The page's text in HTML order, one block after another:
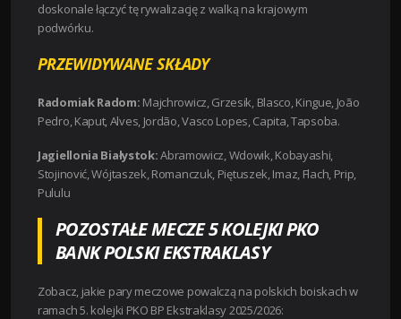
doskonale łączyć tę rywalizację z walką na krajowym
podwórku.
PRZEWIDYWANE SKŁADY
Radomiak Radom: Majchrowicz, Grzesik, Blasco, Kingue, João
Pedro, Kaput, Alves, Jordão, Vasco Lopes, Capita, Tapsoba.
Jagiellonia Białystok:Abramowicz, Wdowik, Kobayashi,
Stojinović, Wójtaszek, Romanczuk, Piętuszek, Imaz, Flach, Prip,
Pululu
POZOSTAŁE MECZE 5 KOLEJKI PKO
BANK POLSKI EKSTRAKLASY
Zobacz, jakie pary meczowe powalczą na polskich boiskach w
ramach 5. kolejki PKO BP Ekstraklasy 2025/2026: